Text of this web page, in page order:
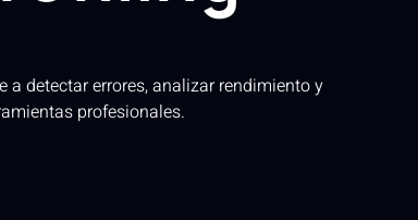
a detectar errores, analizar rendimiento y
profesionales.